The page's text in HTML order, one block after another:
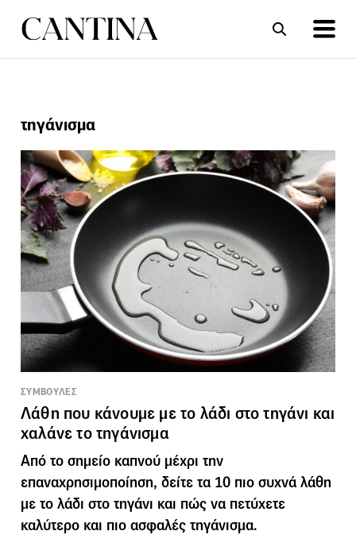
τηγάνισμα
ΣΥΜΒΟΥΛΕΣ
Λάθη που κάνουμε με το λάδι στο τηγάνι και
χαλάνε το τηγάνισμα
Από το σημείο καπνού μέχρι την
επαναχρησιμοποίηση, δείτε τα 10 πιο συχνά λάθη
με το λάδι στο τηγάνι και πώς να πετύχετε
καλύτερο και πιο ασφαλές τηγάνισμα.